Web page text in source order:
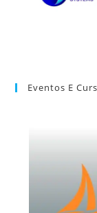
Eventos E